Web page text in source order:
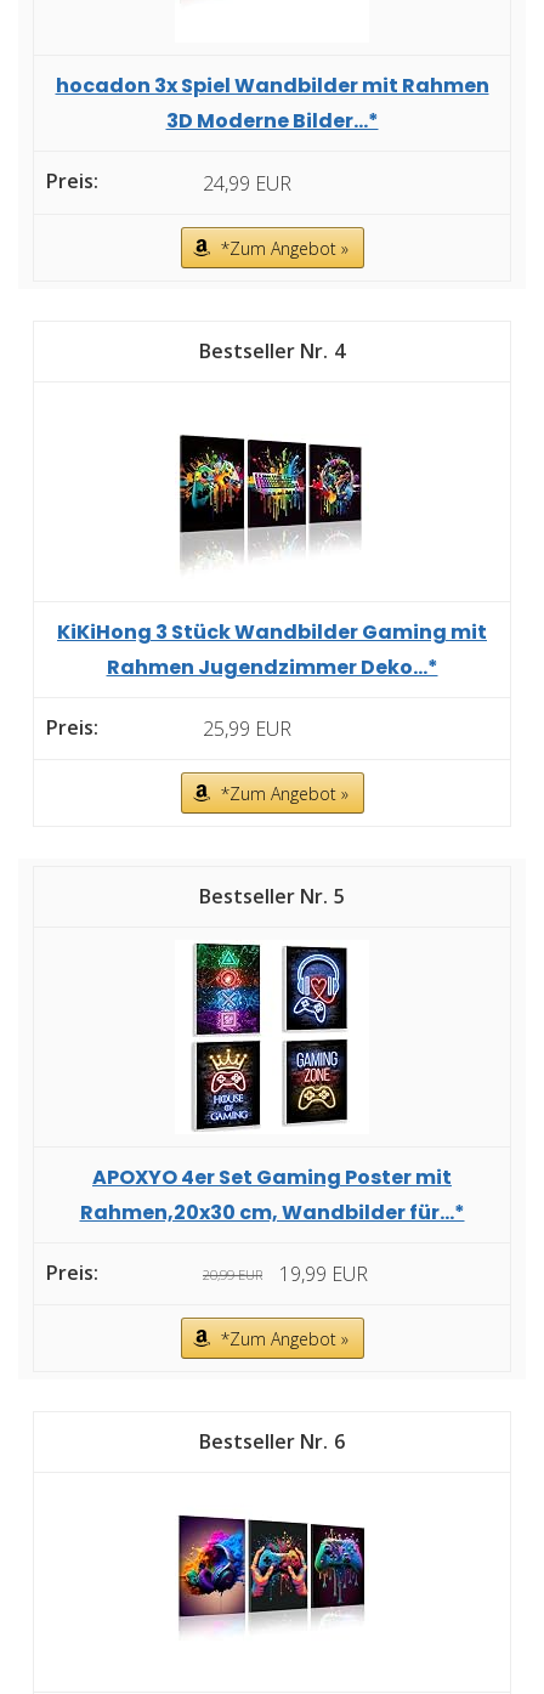
hocadon 3x Spiel Wandbilder mit Rahmen
3D Moderne Bilder...*
24,99 EUR
*Zum Angebot »
4
KiKiHong 3 Stück Wandbilder Gaming mit
Rahmen Jugendzimmer Deko...*
25,99 EUR
*Zum Angebot »
5
APOXYO 4er Set Gaming Poster mit
Rahmen,20x30 cm, Wandbilder für...*
20,99 EUR 19,99 EUR
*Zum Angebot »
6